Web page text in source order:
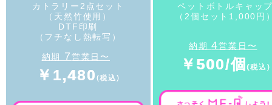
カトラリー2点セット
（天然竹使用）
DTF印刷
（フチなし熱転写）
納期 7営業日〜
￥1,480
ペットボトルキャッ
（2個セット1,000円
納期4営業日〜
￥500/個